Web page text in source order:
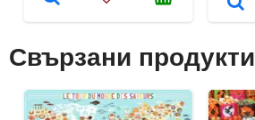
Свързани продукти